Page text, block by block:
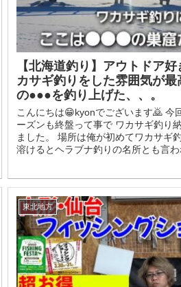
【北海道釣り】アウトドア
カサギ釣りをした雰囲気が
の●●●を釣り上げた、、。
こんにちは😁kyonでございます🙇 今
ーズンも終盤って事で ワカサギ釣り
ました。 場所は俺が初めてワカサギ
溶けるとヘラブナ釣りの名所とも言わ
東北地方